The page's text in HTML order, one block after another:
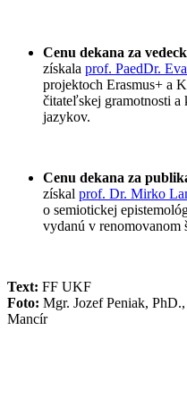
Cenu dekana za
získala prof. PaedDr.
projektoch Erasmus+ a
čitateľskej gramotnosti
jazykov.
Cenu dekana za
získal prof. Dr. Mirko
o semiotickej
vydanú v renomovanom
Text: FF UKF
Foto: Mgr. Jozef Peniak,
Mancír